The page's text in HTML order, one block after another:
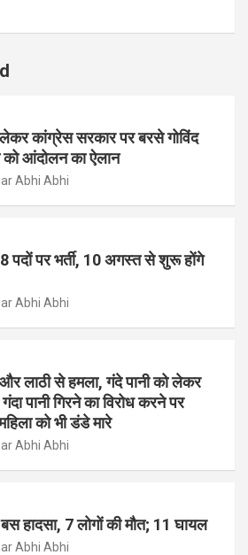
कांग्रेस सरकार पर बरसे गोविंद
आंदोलन का ऐलान
Abhi Abhi
पदों पर भर्ती, 10 अगस्त से शुरू होंगे
Abhi Abhi
लाठी से हमला, गंदे पानी को लेकर
पानी गिरने का विरोध करने पर
को भी डंडे मारे
Abhi Abhi
हादसा, 7 लोगों की मौत; 11 घायल
Abhi Abhi